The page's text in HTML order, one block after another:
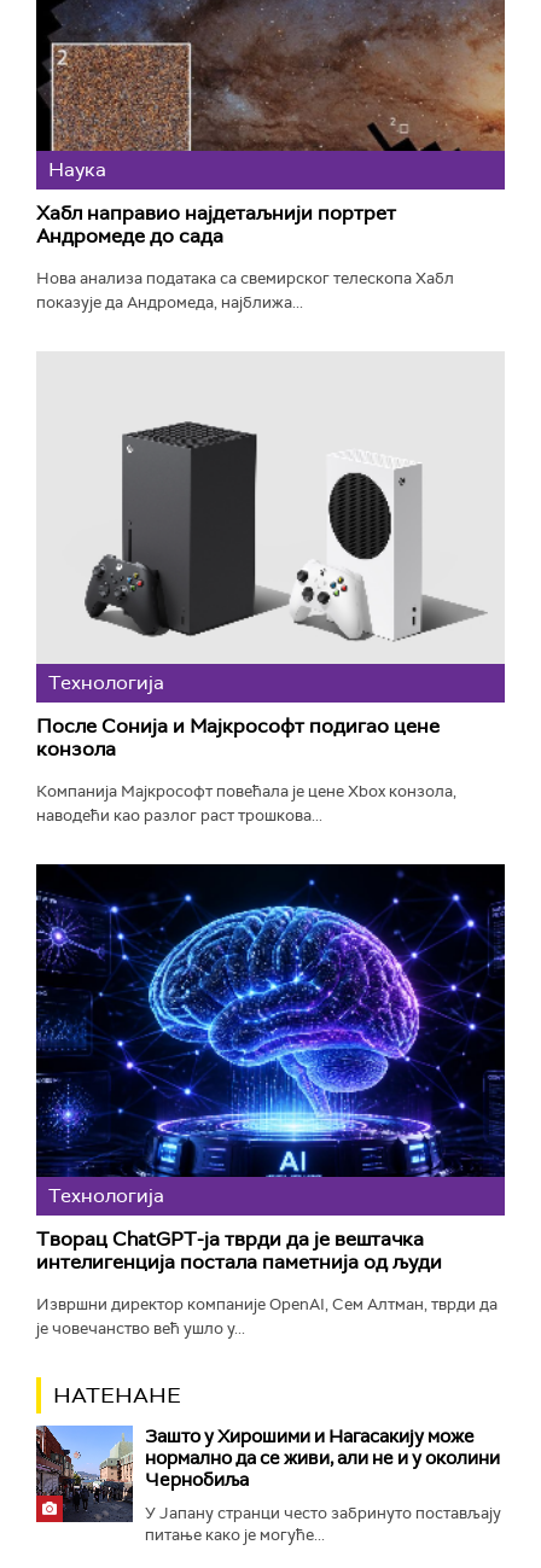
Наука
Хабл направио најдетаљнији портрет
Андромеде до сада
Нова анализа података са свемирског телескопа Хабл
показује да Андромеда, најближа...
Технологијa
После Сонија и Мајкрософт подигао цене
конзола
Компанија Мајкрософт повећала је цене Xbox конзола,
наводећи као разлог раст трошкова...
Технологијa
Творац ChatGPT-ја тврди да је вештачка
интелигенција постала паметнија од људи
Извршни директор компаније OpenAI, Сем Алтман, тврди да
је човечанство већ ушло у...
НАТЕНАНЕ
Зашто у Хирошими и Нагасакију може
нормално да се живи, али не и у околини
Чернобиља
У Јапану странци често забринуто постављају
питање како је могуће...